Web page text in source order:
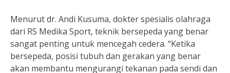
Menurut dr. Andi Kusuma, dokter spesialis olahraga
dari RS Medika Sport, teknik bersepeda yang benar
sangat penting untuk mencegah cedera. “Ketika
bersepeda, posisi tubuh dan gerakan yang benar
akan membantu mengurangi tekanan pada sendi dan